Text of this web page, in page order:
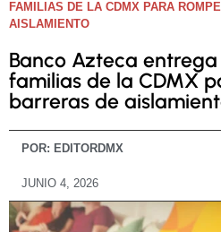
FAMILIAS DE LA CDMX PARA
AISLAMIENTO
Banco Azteca
familias de la CDMX
barreras de
POR: EDITORDMX
JUNIO 4, 2026